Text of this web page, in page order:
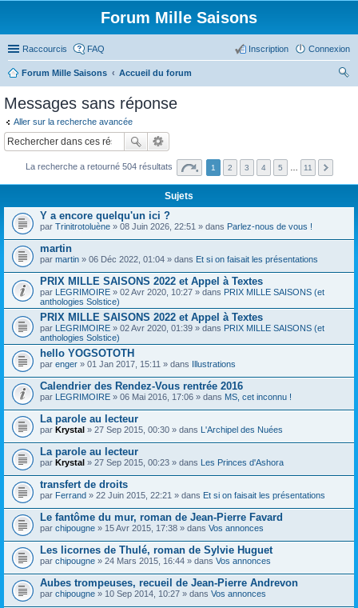
Forum Mille Saisons
Raccourcis FAQ Connexion
Inscription
Forum Mille Saisons
Accueil du forum
Messages sans réponse
Aller sur la recherche avancée
La recherche a retourné 504 résultats 1 2 3 4 5 11
Sujets
Y a encore quelqu'un ici ?
par Trinitrotoluène » 08 Juin 2026, 22:51 » dans Parlez-nous de vous !
martin
par martin » 06 Déc 2022, 01:04 » dans Et si on faisait les présentations
PRIX MILLE SAISONS 2022 et Appel à Textes
par LEGRIMOIRE » 02 Avr 2020, 10:27 » dans PRIX MILLE SAISONS (et
anthologies Solstice)
PRIX MILLE SAISONS 2022 et Appel à Textes
par LEGRIMOIRE » 02 Avr 2020, 01:39 » dans PRIX MILLE SAISONS (et
anthologies Solstice)
hello YOGSOTOTH
par enger » 01 Jan 2017, 15:11 » dans Illustrations
Calendrier des Rendez-Vous rentrée 2016
par LEGRIMOIRE » 06 Mai 2016, 17:06 » dans MS, cet inconnu !
La parole au lecteur
par Krystal » 27 Sep 2015, 00:30 » dans L'Archipel des Nuées
La parole au lecteur
par Krystal » 27 Sep 2015, 00:23 » dans Les Princes d'Ashora
transfert de droits
par Ferrand » 22 Juin 2015, 22:21 » dans Et si on faisait les présentations
Le fantôme du mur, roman de Jean-Pierre Favard
par chipougne » 15 Avr 2015, 17:38 » dans Vos annonces
Les licornes de Thulé, roman de Sylvie Huguet
par chipougne » 24 Mars 2015, 16:44 » dans Vos annonces
Aubes trompeuses, recueil de Jean-Pierre Andrevon
par chipougne » 10 Sep 2014, 10:27 » dans Vos annonces